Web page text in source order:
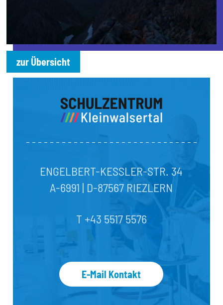
zur Übersicht
ENGELBERT-KESSLER-STR. 34
A-6991 | D-87567 RIEZLERN
T +43 5517 5576
E-Mail Kontakt